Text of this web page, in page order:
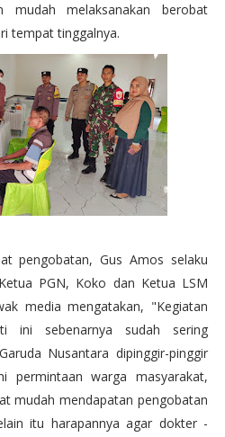
mudah melaksanakan berobat
tempat tinggalnya.
pengobatan, Gus Amos selaku
PGN, Koko dan Ketua LSM
media mengatakan, "Kegiatan
ini sebenarnya sudah sering
Nusantara dipinggir-pinggir
permintaan warga masyarakat,
mudah mendapatan pengobatan
itu harapannya agar dokter -